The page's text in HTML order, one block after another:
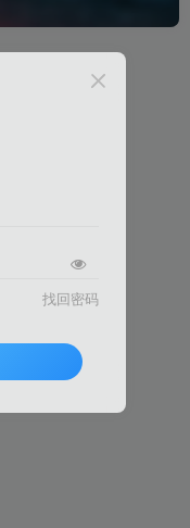
找回密码